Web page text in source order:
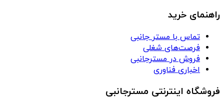
راهنمای خرید
تماس با مستر جانبی
فرصت‌های شغلی
فروش در مسترجانبی
اخباری فناوری
فروشگاه اینترنتی مسترجانبی